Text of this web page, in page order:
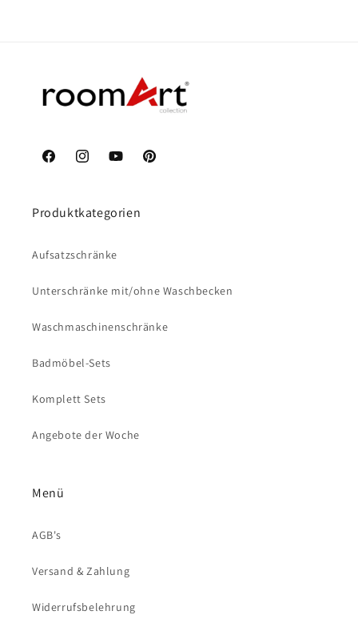
FacebookInstagramYouTubePinterest
Produktkategorien
Aufsatzschränke
Unterschränke mit/ohne Waschbecken
Waschmaschinenschränke
Badmöbel-Sets
Komplett Sets
Angebote der Woche
Menü
AGB's
Versand & Zahlung
Widerrufsbelehrung